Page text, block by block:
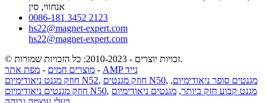
אנחווי, סין
0086-181 3452 2123
hs22@magnet-expert.com
hs22@magnet-expert.com
© זכויות יוצרים - 2010-2023: כל הזכויות שמורות.
מוצרים חמים - מפת אתר -
AMP נייד
חוזק מגנט ניאודימיום N52, חוזק מגנטים N50, מגנטים סופר ניאודימיום,
חוזק מגנטים ניאודימיום N50, מגנט קבוע חזק ביותר, מגנטים ניאודימיום